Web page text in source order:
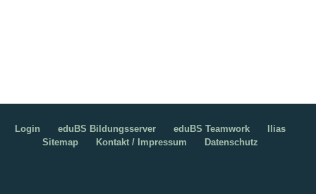
Login eduBS Bildungsserver eduBS Teamwork
Ilias
Sitemap
Kontakt / Impressum Datenschutz